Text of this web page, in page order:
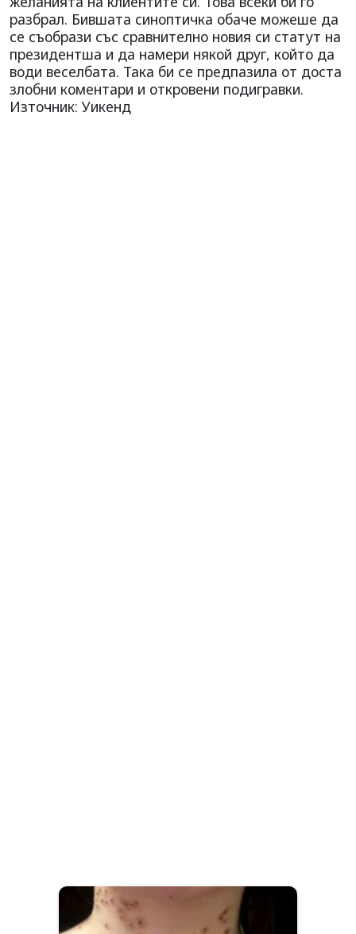
разбрал. Бившата синоптичка обаче можеше да
се съобрази със сравнително новия си статут на
президентша и да намери някой друг, който да
води веселбата. Така би се предпазила от доста
злобни коментари и откровени подигравки.
Източник: Уикенд